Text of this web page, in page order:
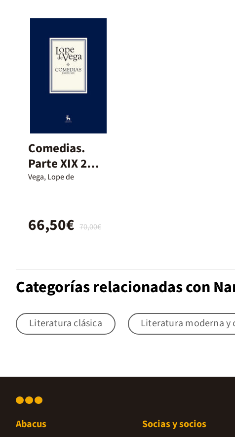
Comedias.
Parte XIX 2
volúmenes
Vega, Lope de
70,00€
66,50€
Categorías relacionadas con
Literatura clásica Literatura moderna y
Abacus Socias y socios